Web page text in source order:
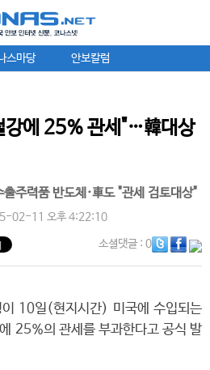
스마당 안보칼럼
강에 25% 관세"…韓대상
주력품 반도체·車도 "관세 검토대상"
02-11 오후 4:22:10
소셜댓글: 0
10일(현지시간) 미국에 수입되는
25%의 관세를 부과한다고 공식 발